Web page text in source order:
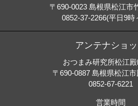
〒690-0023 島根県松江市
0852-37-2266(平日9時
アンテナショ
おつまみ研究所松江
〒690-0887 島根県松江市
0852-67-6221
営業時間